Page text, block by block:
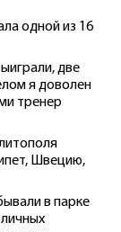
одной из 16
две
я доволен
тренер
Швецию,
в парке